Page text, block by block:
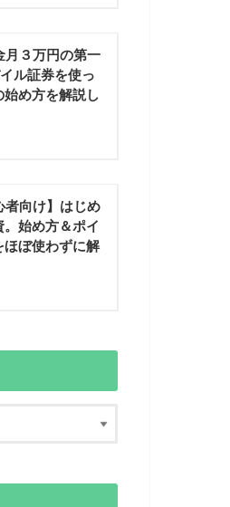
月３万円の第一
ル証券を使っ
始め方を解説し
者向け】はじめ
始め方＆ポイ
ほぼ使わずに解